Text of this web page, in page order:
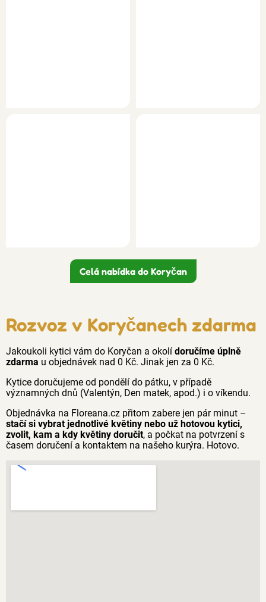
Celá nabídka do Koryčan
Rozvoz v Koryčanech zdarma
Jakoukoli kytici vám do Koryčan a okolí doručíme úplně
zdarma u objednávek nad 0 Kč. Jinak jen za 0 Kč.
Kytice doručujeme od pondělí do pátku, v případě
významných dnů (Valentýn, Den matek, apod.) i o víkendu.
Objednávka na Floreana.cz přitom zabere jen pár minut –
stačí si vybrat jednotlivé květiny nebo už hotovou kytici,
zvolit, kam a kdy květiny doručit, a počkat na potvrzení s
časem doručení a kontaktem na našeho kurýra. Hotovo.